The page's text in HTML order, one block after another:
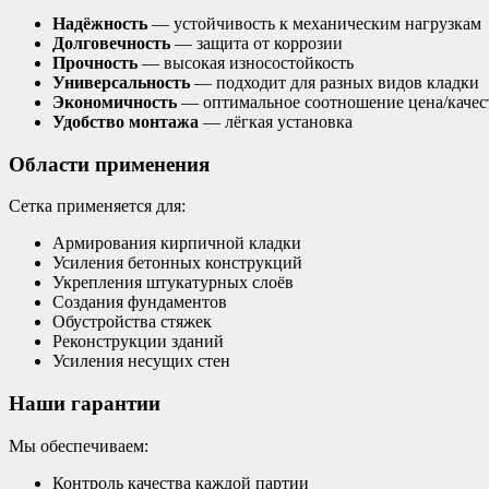
Надёжность — устойчивость к механическим нагрузкам
Долговечность — защита от коррозии
Прочность — высокая износостойкость
Универсальность — подходит для разных видов кладки
Экономичность — оптимальное соотношение цена/
Удобство монтажа — лёгкая установка
Области применения
Сетка применяется для:
Армирования кирпичной кладки
Усиления бетонных конструкций
Укрепления штукатурных слоёв
Создания фундаментов
Обустройства стяжек
Реконструкции зданий
Усиления несущих стен
Наши гарантии
Мы обеспечиваем:
Контроль качества каждой партии